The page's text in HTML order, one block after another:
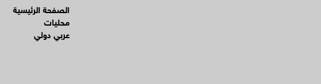
الصفحة الرئيسية
محليات
عربي دولي